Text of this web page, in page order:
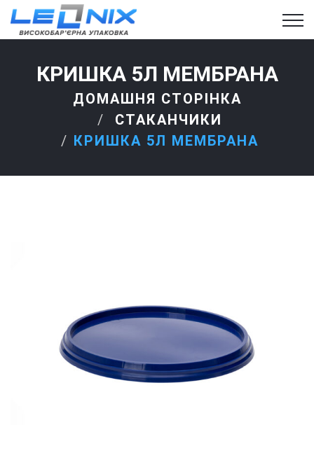
КРИШКА 5Л МЕМБРАНА
ДОМАШНЯ СТОРІНКА
СТАКАНЧИКИ
КРИШКА 5Л МЕМБРАНА